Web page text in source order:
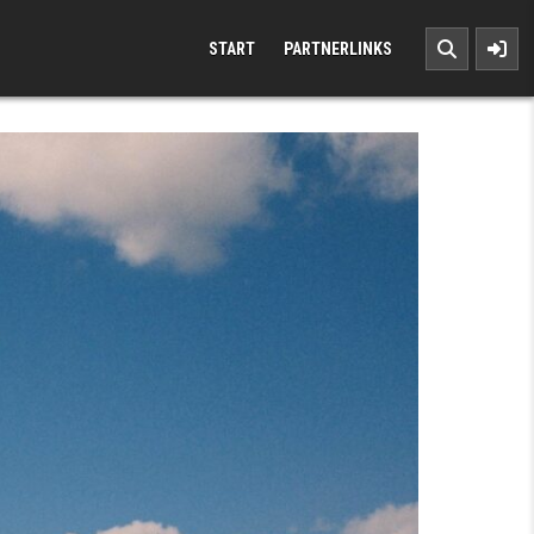
START PARTNERLINKS